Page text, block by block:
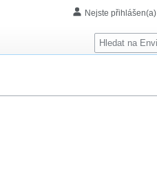
Nejste přihlášen(a)
H
l
á